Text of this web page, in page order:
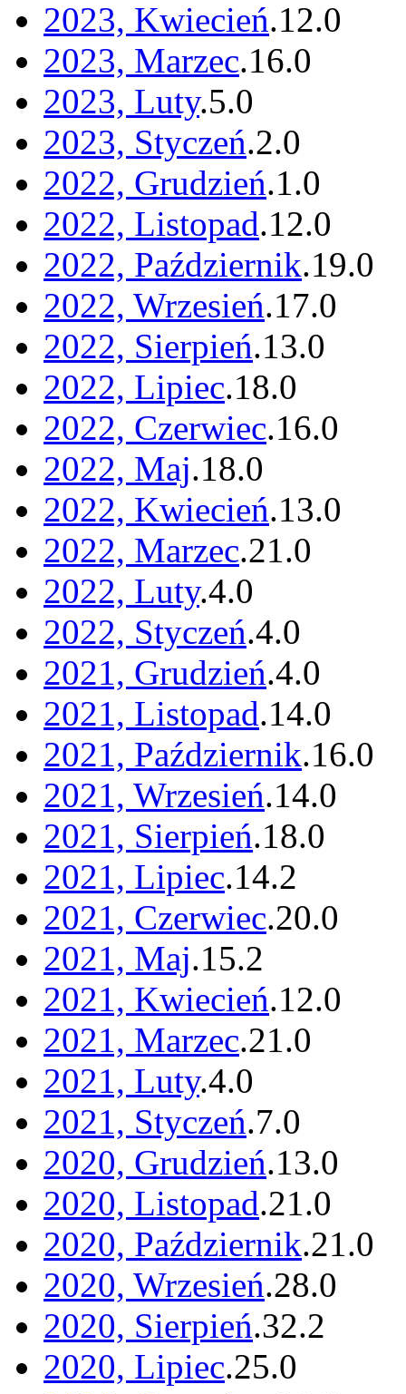
2023, Kwiecień.12.0
2023, Marzec.16.0
2023, Luty.5.0
2023, Styczeń.2.0
2022, Grudzień.1.0
2022, Listopad.12.0
2022, Październik.19.0
2022, Wrzesień.17.0
2022, Sierpień.13.0
2022, Lipiec.18.0
2022, Czerwiec.16.0
2022, Maj.18.0
2022, Kwiecień.13.0
2022, Marzec.21.0
2022, Luty.4.0
2022, Styczeń.4.0
2021, Grudzień.4.0
2021, Listopad.14.0
2021, Październik.16.0
2021, Wrzesień.14.0
2021, Sierpień.18.0
2021, Lipiec.14.2
2021, Czerwiec.20.0
2021, Maj.15.2
2021, Kwiecień.12.0
2021, Marzec.21.0
2021, Luty.4.0
2021, Styczeń.7.0
2020, Grudzień.13.0
2020, Listopad.21.0
2020, Październik.21.0
2020, Wrzesień.28.0
2020, Sierpień.32.2
2020, Lipiec.25.0